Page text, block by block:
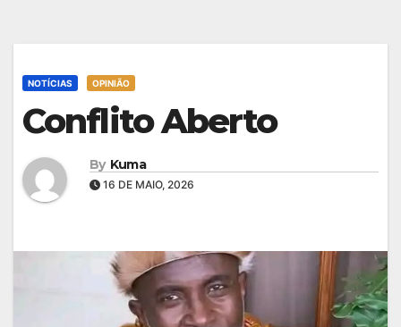
NOTÍCIAS OPINIÃO
Conflito Aberto
By Kuma
16 DE MAIO, 2026